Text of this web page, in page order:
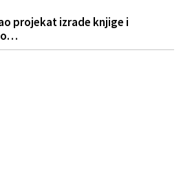
projekat izrade knjige i
o…